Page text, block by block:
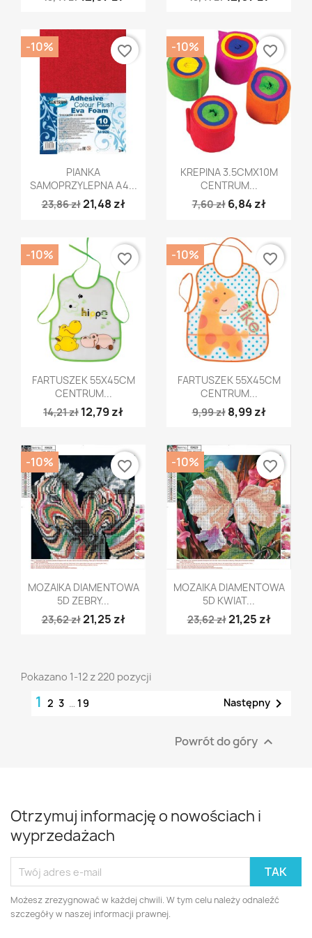
Szybki podgląd
PIANKA
SAMOPRZYLEPNA A4...
23,86 zł21,48 zł
-10% favorite_border
Szybki podgląd
KREPINA 3.5CMX10M
CENTRUM...
7,60 zł 6,84 zł
-10% favorite_border
Szybki podgląd
FARTUSZEK 55X45CM
CENTRUM...
14,21 zł 12,79 zł
-10% favorite_border
Szybki podgląd
FARTUSZEK 55X45CM
CENTRUM...
9,99 zł 8,99 zł
-10% favorite_border
Szybki podgląd
MOZAIKA DIAMENTOWA
5D ZEBRY...
23,62 zł21,25 zł
-10% favorite_border
Szybki podgląd
MOZAIKA DIAMENTOWA
5D KWIAT...
23,62 zł21,25 zł
-10% favorite_border
Pokazano 1-12 z 220 pozycji
1 2 3 … 19 Następny 
Powrót do góry 
Otrzymuj informację o nowościach i
wyprzedażach
Możesz zrezygnować w każdej chwili. W tym celu należy odnaleźć
szczegóły w naszej informacji prawnej.